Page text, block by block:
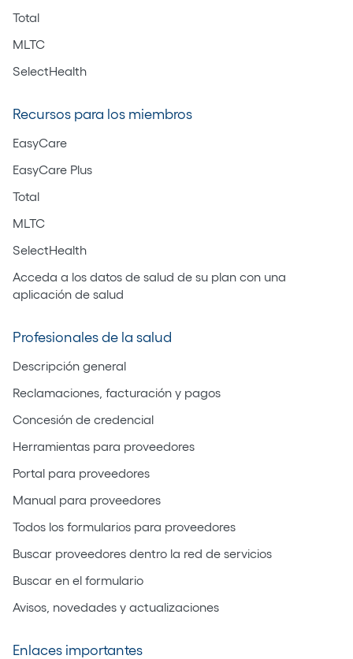
Total
MLTC
SelectHealth
Recursos para los miembros
EasyCare
EasyCare Plus
Total
MLTC
SelectHealth
Acceda a los datos de salud de su plan con una
aplicación de salud
Profesionales de la salud
Descripción general
Reclamaciones, facturación y pagos
Concesión de credencial
Herramientas para proveedores
Portal para proveedores
Manual para proveedores
Todos los formularios para proveedores
Buscar proveedores dentro la red de servicios
Buscar en el formulario
Avisos, novedades y actualizaciones
Enlaces importantes